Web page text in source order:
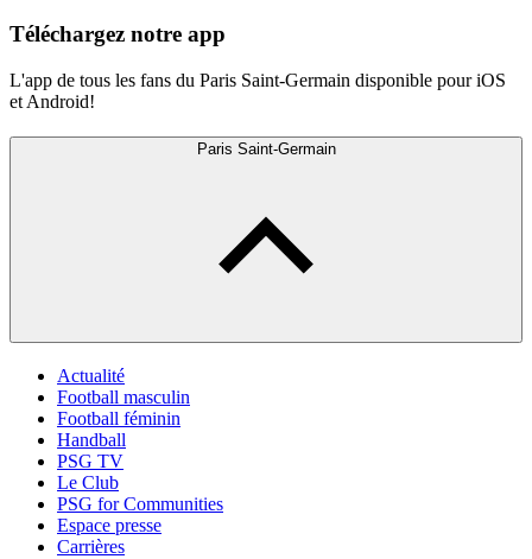
Téléchargez notre app
L'app de tous les fans du Paris Saint-Germain disponible pour iOS
et Android!
Paris Saint-Germain
Actualité
Football masculin
Football féminin
Handball
PSG TV
Le Club
PSG for Communities
Espace presse
Carrières